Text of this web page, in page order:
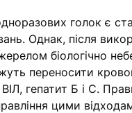
голок є
Однак, після
біологічно
переносити
ВІЛ, гепатит Б і С.
цими